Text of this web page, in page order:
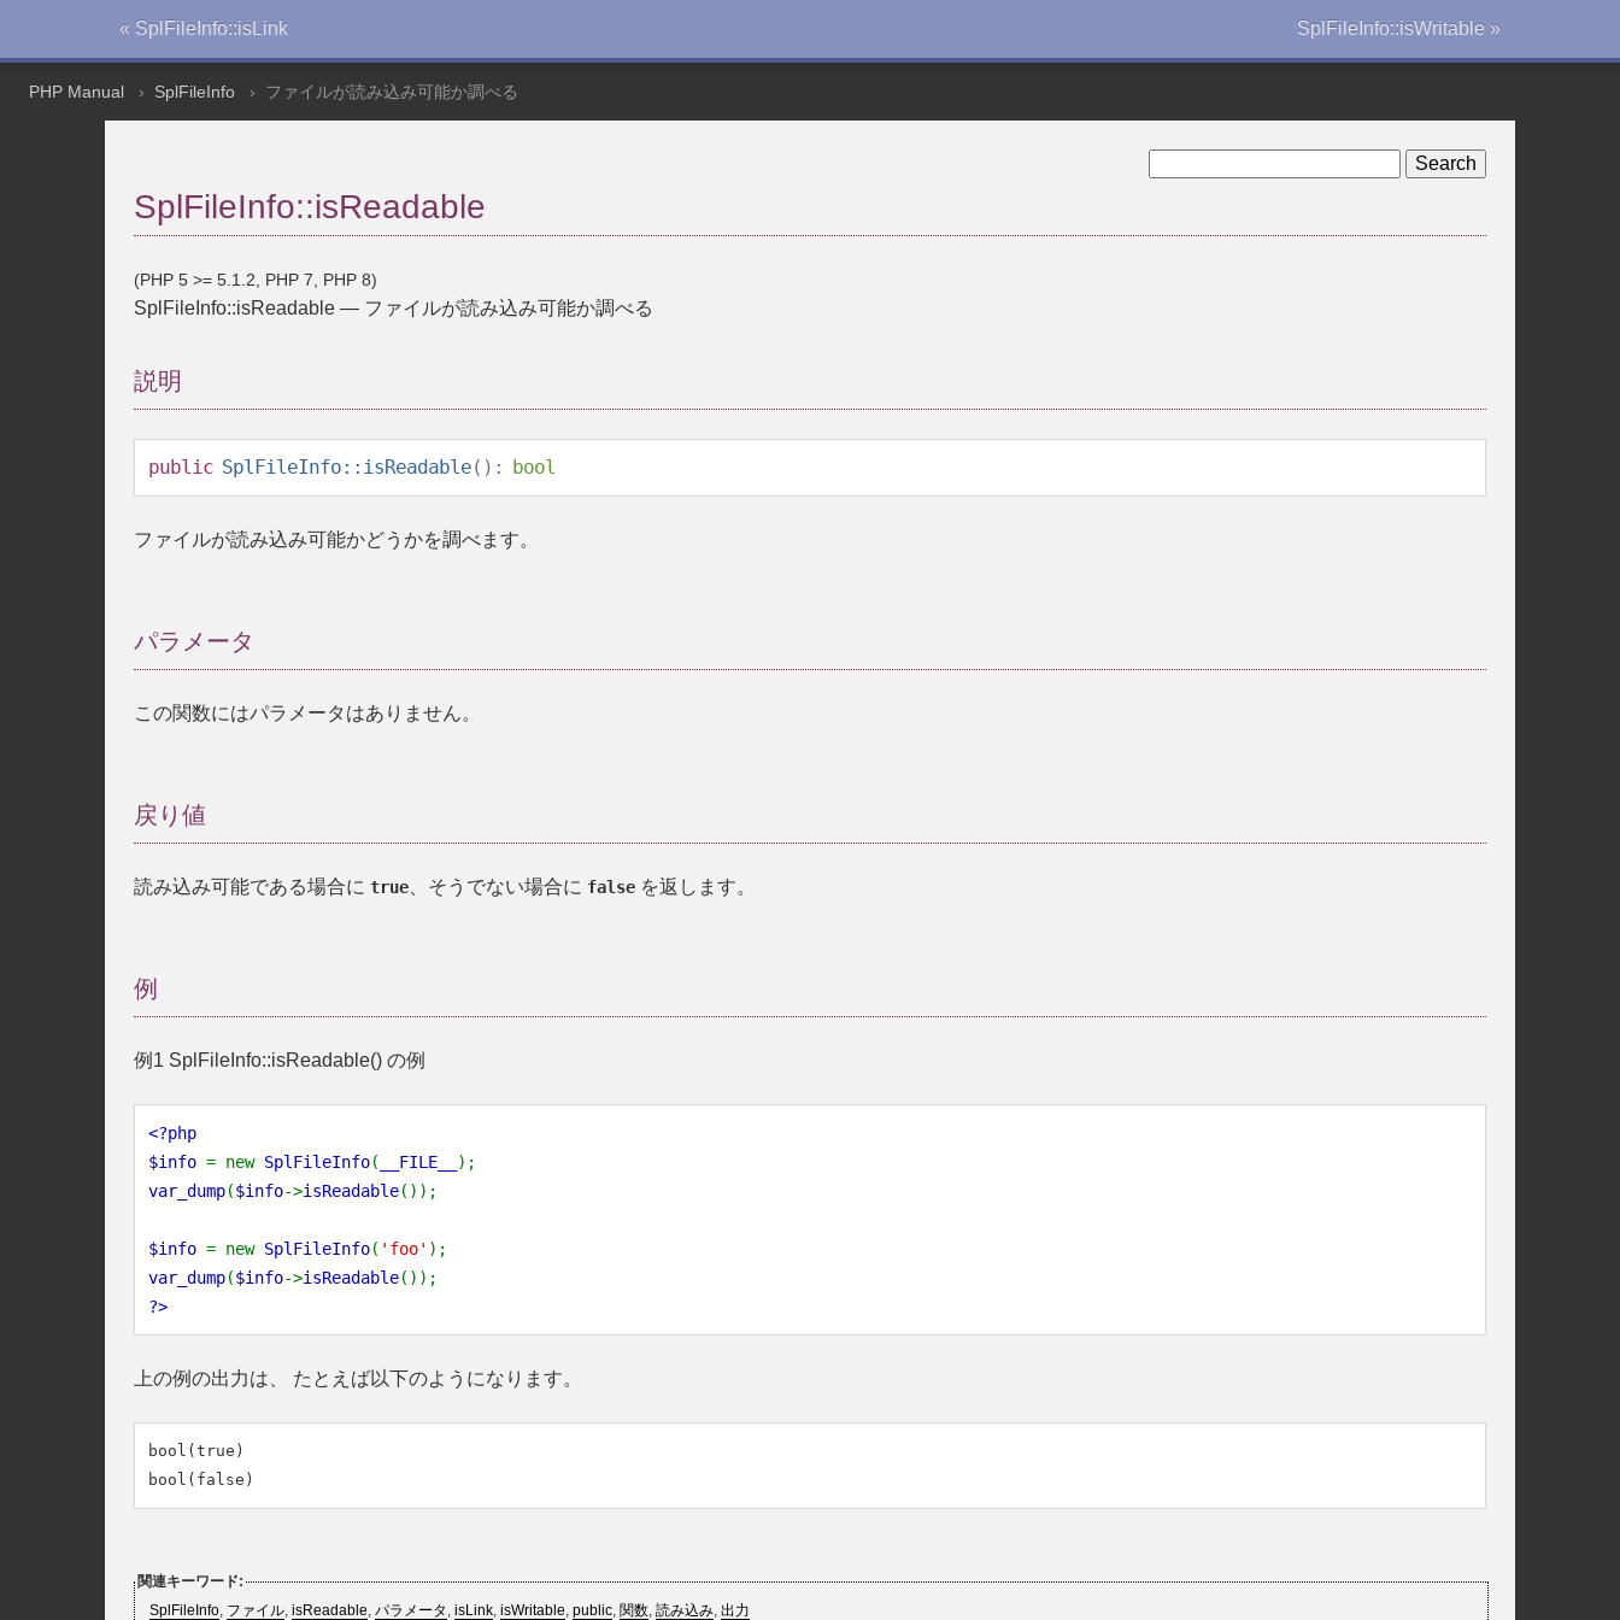
« SplFileInfo::isLink SplFileInfo::isWritable »
PHP Manual SplFileInfo ファイルが読み込み可能か調べる
SplFileInfo::isReadable
(PHP 5 >= 5.1.2, PHP 7, PHP 8)
SplFileInfo::isReadable — ファイルが読み込み可能か調べる
説明
public SplFileInfo::isReadable(): bool
ファイルが読み込み可能かどうかを調べます。
パラメータ
この関数にはパラメータはありません。
戻り値
読み込み可能である場合に true 、そうでない場合に false を返します。
例
例1 SplFileInfo::isReadable() の例
<?php
$info = new SplFileInfo( __FILE__
);
var_dump($info->isReadable());
$info = new SplFileInfo( 'foo' );
var_dump($info->isReadable());
?>
上の例の出力は、 たとえば以下のようになります。
bool(true)
関連キーワード:
SplFileInfo, ファイル, isReadable, パラメータ , isLink, isWritable, public, 関数, 読み込み, 出力